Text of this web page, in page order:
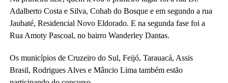
Adalberto Costa e Silva, Cohab do Bosque e em segundo a rua
Jaubaté, Residencial Novo Eldorado. E na segunda fase foi a
Rua Amoty Pascoal, no bairro Wanderley Dantas.
Os municípios de Cruzeiro do Sul, Feijó, Tarauacá, Assis
Brasil, Rodrigues Alves e Mâncio Lima também estão